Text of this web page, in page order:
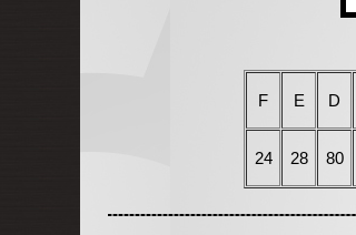
D
E
F
80
28
24